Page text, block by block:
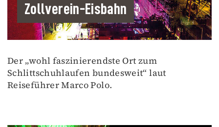
Zollverein-Eisbahn
Der „wohl faszinierendste Ort zum
Schlittschuhlaufen bundesweit“ laut
Reiseführer Marco Polo.